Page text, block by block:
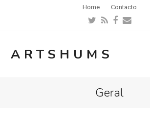
Home Contacto
Twitter
RSSFacebook
Email
ARTSHUMS
Geral